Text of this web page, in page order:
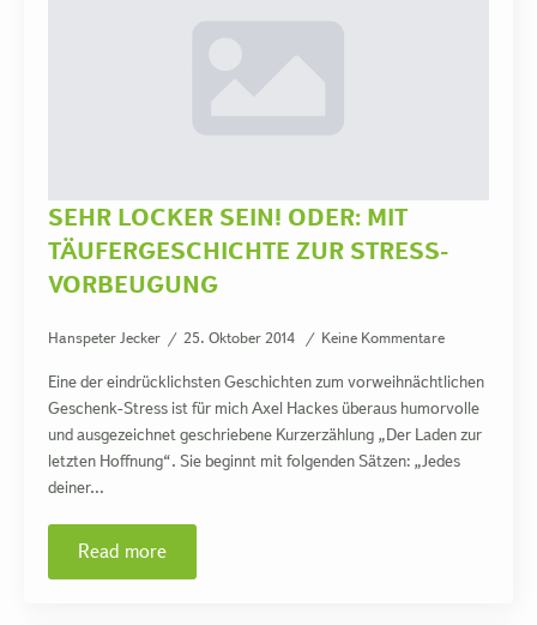
SEHR LOCKER SEIN! ODER: MIT
TÄUFERGESCHICHTE ZUR STRESS-
VORBEUGUNG
Hanspeter Jecker 25. Oktober 2014 Keine Kommentare
Eine der eindrücklichsten Geschichten zum vorweihnächtlichen
Geschenk-Stress ist für mich Axel Hackes überaus humorvolle
und ausgezeichnet geschriebene Kurzerzählung „Der Laden zur
letzten Hoffnung“. Sie beginnt mit folgenden Sätzen: „Jedes
deiner…
Read more